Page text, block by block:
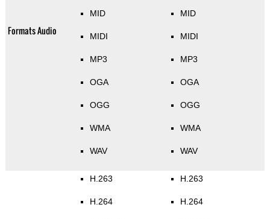
Formats Audio
MID
MIDI
MP3
OGA
OGG
WMA
WAV
MID
MIDI
MP3
OGA
OGG
WMA
WAV
H.263
H.264
H.263
H.264